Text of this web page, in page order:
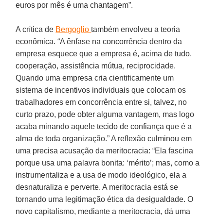
euros por mês é uma chantagem”.
A crítica de Bergogliotambém envolveu a teoria
econômica. “A ênfase na concorrência dentro da
empresa esquece que a empresa é, acima de tudo,
cooperação, assistência mútua, reciprocidade.
Quando uma empresa cria cientificamente um
sistema de incentivos individuais que colocam os
trabalhadores em concorrência entre si, talvez, no
curto prazo, pode obter alguma vantagem, mas logo
acaba minando aquele tecido de confiança que é a
alma de toda organização.” A reflexão culminou em
uma precisa acusação da meritocracia: “Ela fascina
porque usa uma palavra bonita: ‘mérito’; mas, como a
instrumentaliza e a usa de modo ideológico, ela a
desnaturaliza e perverte. A meritocracia está se
tornando uma legitimação ética da desigualdade. O
novo capitalismo, mediante a meritocracia, dá uma